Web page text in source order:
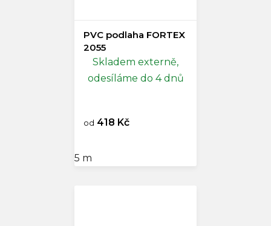
PVC podlaha FORTEX
2055
Skladem externě,
odesíláme do 4 dnů
od 418 Kč
5 m